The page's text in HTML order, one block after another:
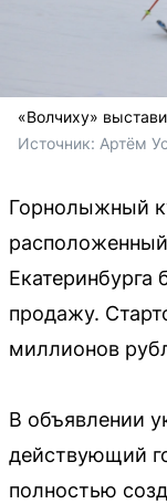
«Волчиху»
Источник: Артём
Горнолыжный
Екатеринбурга
продажу.
миллионов
В объявлении
действующий
полностью